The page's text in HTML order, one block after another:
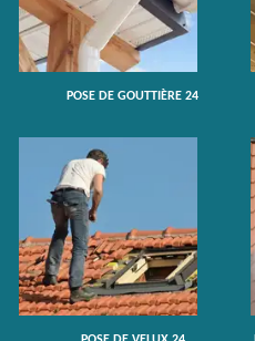
POSE DE GOUTTIÈRE 24